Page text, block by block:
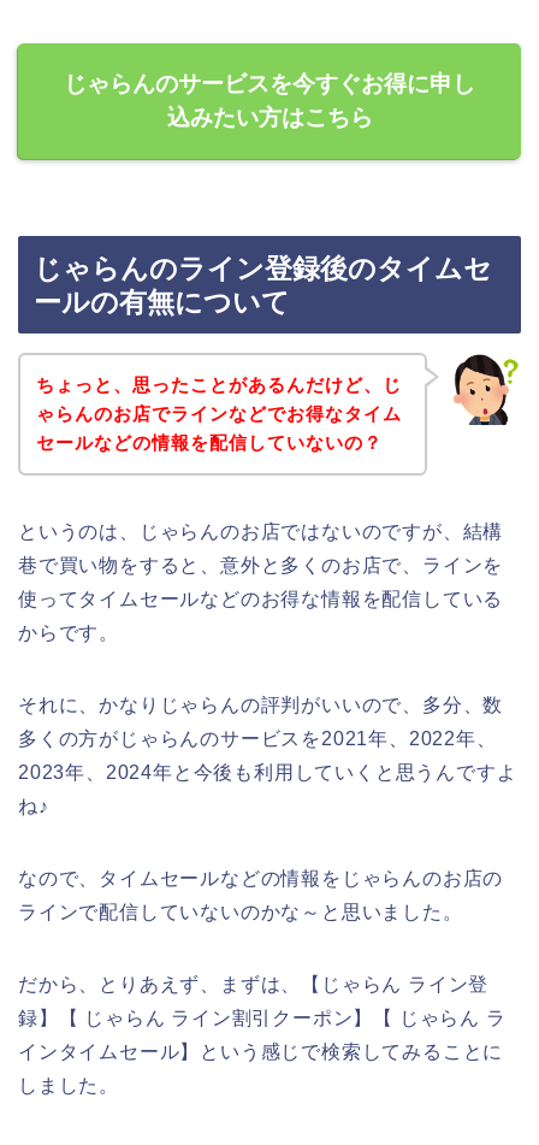
じゃらんのサービスを今すぐお得に申し
込みたい方はこちら
じゃらんのライン登録後のタイムセ
ールの有無について
ちょっと、思ったことがあるんだけど、じ
ゃらんのお店でラインなどでお得なタイム
セールなどの情報を配信していないの？
というのは、じゃらんのお店ではないのですが、結構
巷で買い物をすると、意外と多くのお店で、ラインを
使ってタイムセールなどのお得な情報を配信している
からです。
それに、かなりじゃらんの評判がいいので、多分、数
多くの方がじゃらんのサービスを2021年、2022年、
2023年、2024年と今後も利用していくと思うんですよ
ね♪
なので、タイムセールなどの情報をじゃらんのお店の
ラインで配信していないのかな～と思いました。
だから、とりあえず、まずは、【じゃらん ライン登
録】【 じゃらん ライン割引クーポン】【 じゃらん ラ
インタイムセール】という感じで検索してみることに
しました。